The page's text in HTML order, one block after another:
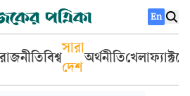
En
রাজনীতিবিশ্ব
সারা
দেশ
অর্থনীতিখেলা